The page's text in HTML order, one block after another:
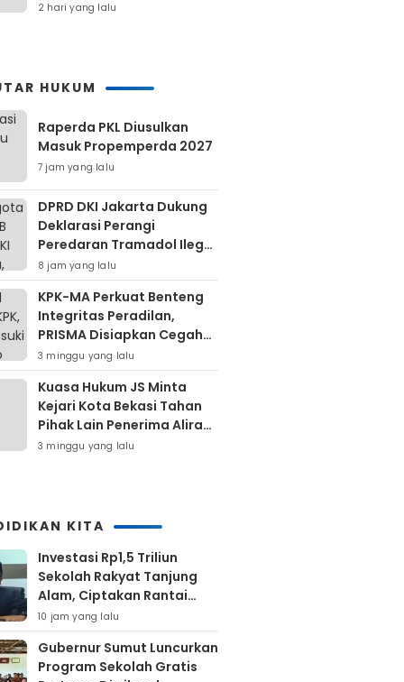
Percepatan Pembangunan
2 hari yang lalu
HUKUM
Raperda PKL Diusulkan
Masuk Propemperda 2027
7 jam yang lalu
DPRD DKI Jakarta Dukung
Deklarasi Perangi
Peredaran Tramadol Ilegal
Untuk Lindungi Generasi
Muda
8 jam yang lalu
KPK-MA Perkuat Benteng
Integritas Peradilan,
PRISMA Disiapkan Cegah
Korupsi Sejak Hulu
3 minggu yang lalu
Kuasa Hukum JS Minta
Kejari Kota Bekasi Tahan
Pihak Lain Penerima Aliran
Dana Rp80 Juta
3 minggu yang lalu
KITA
Investasi Rp1,5 Triliun
Sekolah Rakyat Tanjung
Alam, Ciptakan Rantai
Ekonomi Jangka Panjang
10 jam yang lalu
Gubernur Sumut Luncurkan
Program Sekolah Gratis